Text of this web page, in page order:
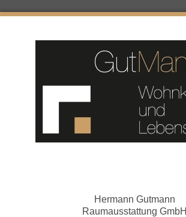
Hermann Gutmann
Raumausstattung GmbH